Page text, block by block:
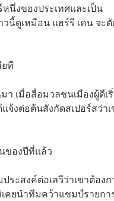
นึ่งของประเทศและเป็น
นี้ดูเหมือน แฮร์รี เคน จะ
ที
เมื่อสื่อมวลชนเมืองผู้ดีเ
งต่อต้นสังกัดสเปอร์สว่า
ของปีที่แล้ว
ะสงค์ต่อเลวีว่าเขาต้อง
คยนำทีมคว้าแชมป์รายกา